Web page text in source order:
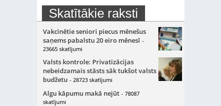
Skatītākie raksti
Vakcinētie seniori piecus mēnešus
saņems pabalstu 20 eiro mēnesī -
23665 skatījumi
Valsts kontrole: Privatizācijas
nebeidzamais stāsts sāk tukšot valsts
budžetu - 28723 skatījumi
Algu kāpumu makā nejūt - 78087
skatījumi